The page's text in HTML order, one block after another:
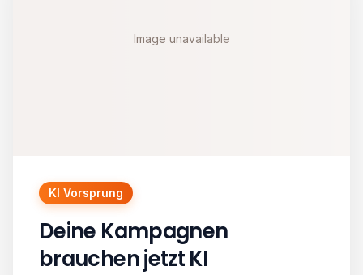
KI Vorsprung
Deine Kampagnen
brauchen jetzt KI
Image unavailable